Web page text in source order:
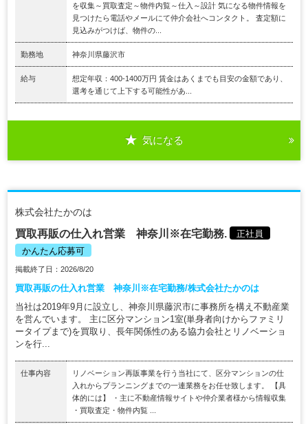
を収集～買取査定～物件内覧～仕入～設計 気になる物件情報を
見つけたら電話やメールにて仲介会社へコンタクト。 査定額に
見込みがつけば、物件の...
勤務地 神奈川県藤沢市
給与
想定年収：400-1400万円 賃金はあくまでも目安の金額であり、
選考を通じて上下する可能性があ...
気になる
株式会社たかのは
買取再販の仕入れ営業 神奈川※在宅勤務.
正社員
かんたん応募可
掲載終了日：2026/8/20
買取再販の仕入れ営業 神奈川※在宅勤務/株式会社たかのは
当社は2019年9月に設立し、神奈川県藤沢市に事務所を構え不動産業
を営んでいます。 主に区分マンション1室(単身者向けからファミリ
ータイプまで)を買取り、長年関係性のある協力会社とリノベーショ
ンを行...
仕事内容
リノベーション再販事業を行う当社にて、区分マンションの仕
入れからプランニングまでの一連業務をお任せ致します。 【具
体的には】 ・主に不動産情報サイトや仲介業者様から情報収集
・買取査定・物件内覧 ...